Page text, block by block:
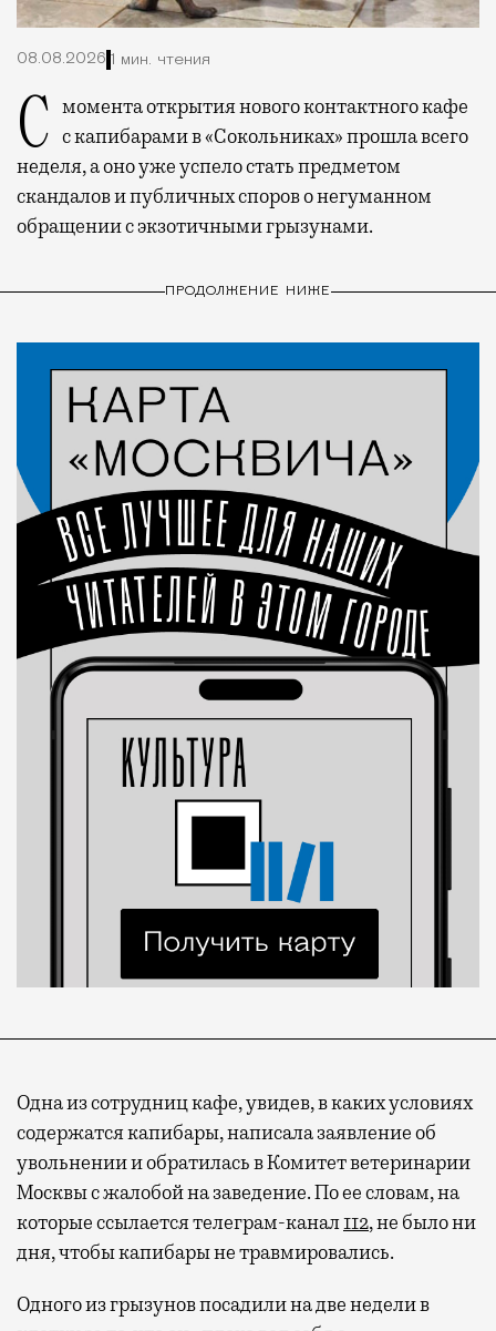
Современный путешественник часто берет
с собой не только чемодан, но и ноутбук.
А ожидание рейса все чаще превращается
08.08.2026 1 мин. чтения
С момента открытия нового контактного кафе с капибарами в «Сокольниках» прошла всего
неделя, а оно уже успело стать предметом
скандалов и публичных споров о негуманном
обращении с экзотичными грызунами.
ПРОДОЛЖЕНИЕ НИЖЕ
Одна из сотрудниц кафе, увидев, в каких условиях
содержатся капибары, написала заявление об
увольнении и обратилась в Комитет ветеринарии
Москвы с жалобой на заведение. По ее словам, на
которые ссылается телеграм-канал112, не было ни
дня, чтобы капибары не травмировались.
Одного из грызунов посадили на две недели в